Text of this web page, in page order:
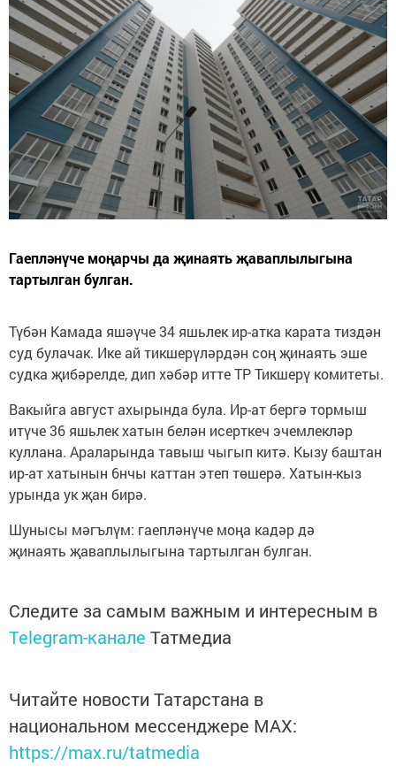
Гаепләнүче моңарчы да җинаять җаваплылыгына
тартылган булган.
Түбән Камада яшәүче 34 яшьлек ир-атка карата тиздән
суд булачак. Ике ай тикшерүләрдән соң җинаять эше
судка җибәрелде, дип хәбәр итте ТР Тикшерү комитеты.
Вакыйга август ахырында була. Ир-ат бергә тормыш
итүче 36 яшьлек хатын белән исерткеч эчемлекләр
куллана. Араларында тавыш чыгып китә. Кызу баштан
ир-ат хатынын 6нчы каттан этеп төшерә. Хатын-кыз
урында ук җан бирә.
Шунысы мәгълүм: гаепләнүче моңа кадәр дә
җинаять җаваплылыгына тартылган булган.
Следите за самым важным и интересным в
Telegram-канале Татмедиа
Читайте новости Татарстана в
национальном мессенджере MАХ:
https://max.ru/tatmedia